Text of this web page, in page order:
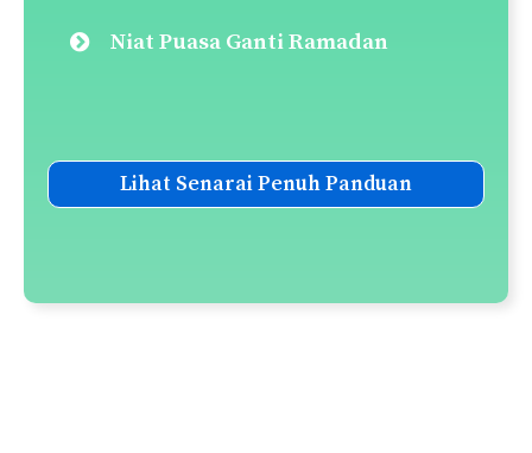
Niat Puasa Ganti Ramadan
Lihat Senarai Penuh Panduan